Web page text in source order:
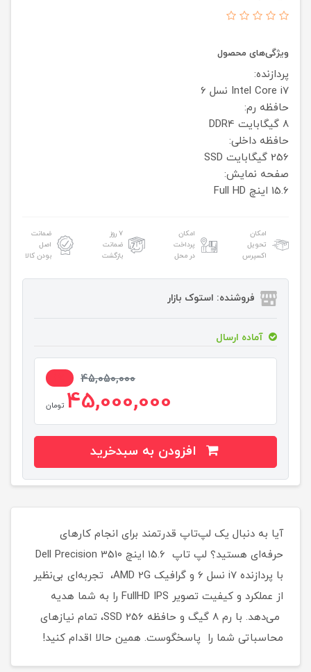
ویژگی‌های محصول
پردازنده:
Intel Core i7 نسل 6
حافظه رم:
8 گیگابایت DDR4
حافظه داخلی:
256 گیگابایت SSD
صفحه نمایش:
15.6 اینچ
Full HD
امکان
تحویل
اکسپرس
امکان
پرداخت
در محل
۷ روز
ضمانت
بازگشت
ضمانت
اصل
بودن کالا
فروشنده: استوک بازار
آماده ارسال
45,050,000
45,000,000 تومان
آیا به دنبال یک لپ‌تاپ قدرتمند برای انجام کارهای
حرفه‌ای هستید؟ لپ تاپ 15.6 اینچ Dell Precision 3510
با پردازنده i7 نسل 6 و گرافیک AMD 2G، تجربه‌ای بی‌نظیر
از عملکرد و کیفیت تصویر FullHD IPS را به شما هدیه
می‌دهد. با رم 8 گیگ و حافظه SSD 256، تمام نیازهای
محاسباتی شما را پاسخگوست. همین حالا اقدام کنید!